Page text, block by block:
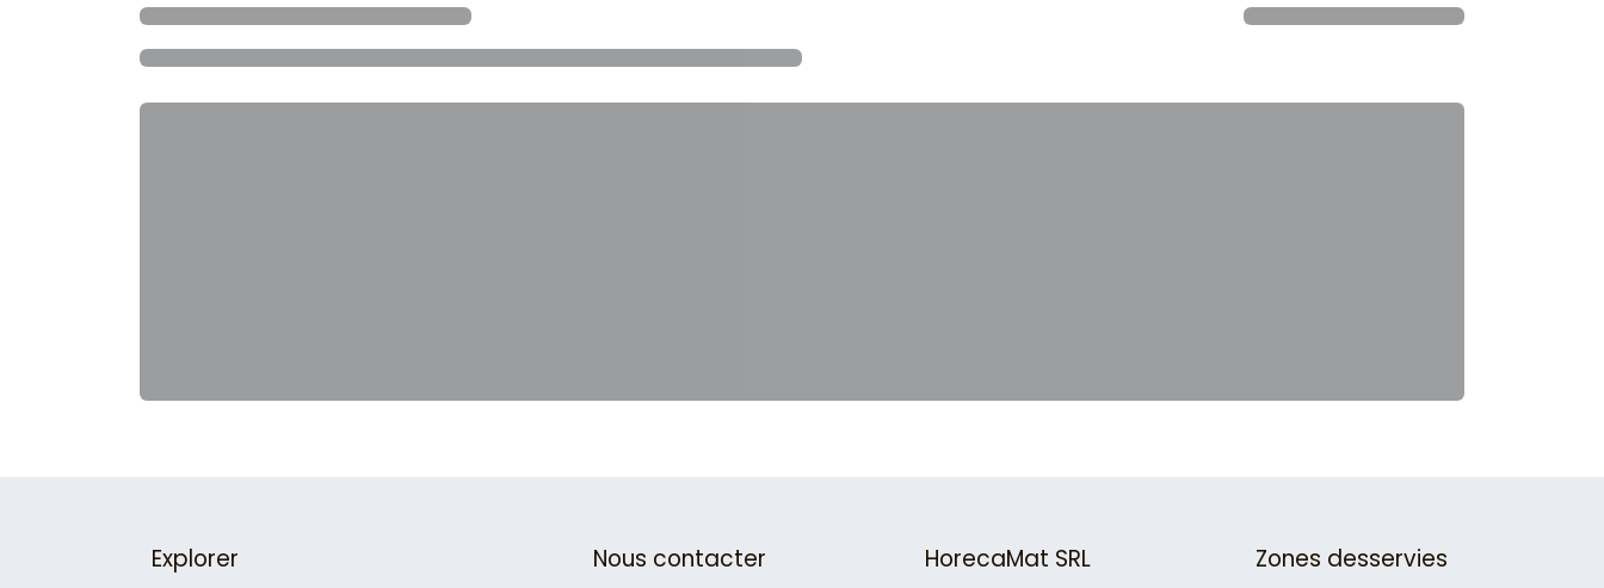
Explorer Nous contacter HorecaMat SRL Zones desservies